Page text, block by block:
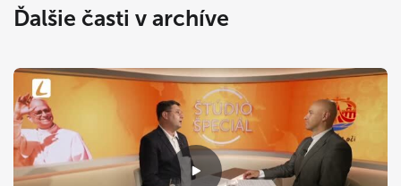
Ďalšie časti v archíve